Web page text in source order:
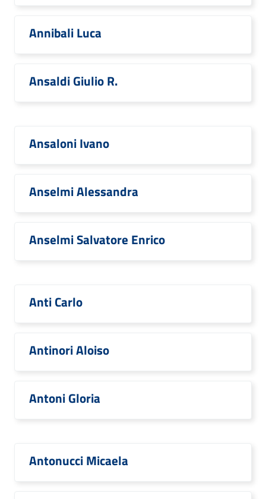
Annibali Luca
Ansaldi Giulio R.
Ansaloni Ivano
Anselmi Alessandra
Anselmi Salvatore Enrico
Anti Carlo
Antinori Aloiso
Antoni Gloria
Antonucci Micaela